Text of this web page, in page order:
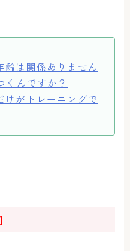
齢は関係ありません
くんですか？
けがトレーニングで
＝＝＝＝＝＝＝＝＝＝